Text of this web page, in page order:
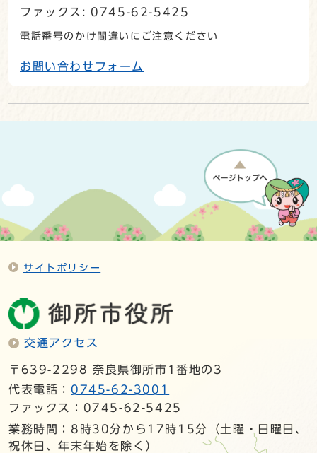
ファックス: 0745-62-5425
電話番号のかけ間違いにご注意ください
お問い合わせフォーム
サイトポリシー
交通アクセス
〒639-2298 奈良県御所市1番地の3
代表電話： 0745-62-3001
ファックス：0745-62-5425
業務時間：8時30分から17時15分（土曜・日曜日、
祝休日、年末年始を除く）